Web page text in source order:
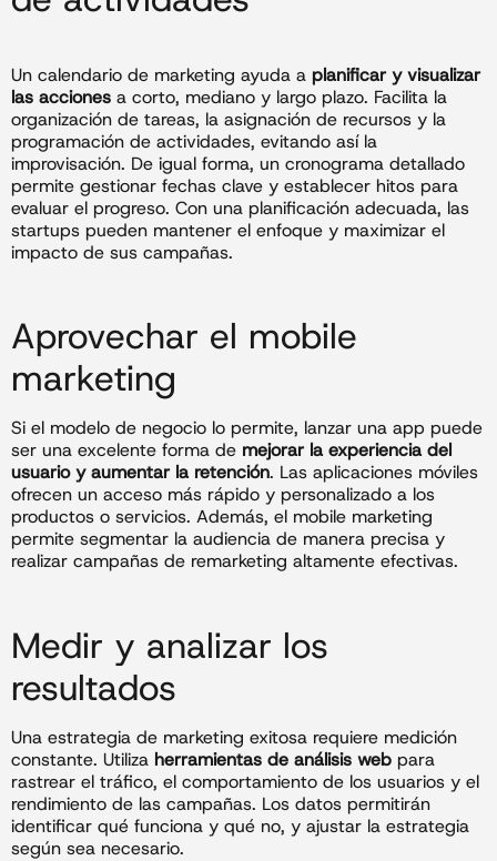
Un calendario de marketing ayuda a planificar y visualizar
las acciones a corto, mediano y largo plazo. Facilita la
organización de tareas, la asignación de recursos y la
programación de actividades, evitando así la
improvisación. De igual forma, un cronograma detallado
permite gestionar fechas clave y establecer hitos para
evaluar el progreso. Con una planificación adecuada, las
startups pueden mantener el enfoque y maximizar el
impacto de sus campañas.
Aprovechar el mobile
marketing
Si el modelo de negocio lo permite, lanzar una app puede
ser una excelente forma de mejorar la experiencia del
usuario y aumentar la retención. Las aplicaciones móviles
ofrecen un acceso más rápido y personalizado a los
productos o servicios. Además, el mobile marketing
permite segmentar la audiencia de manera precisa y
realizar campañas de remarketing altamente efectivas.
Medir y analizar los
resultados
Una estrategia de marketing exitosa requiere medición
constante. Utiliza herramientas de análisis web para
rastrear el tráfico, el comportamiento de los usuarios y el
rendimiento de las campañas. Los datos permitirán
identificar qué funciona y qué no, y ajustar la estrategia
según sea necesario.